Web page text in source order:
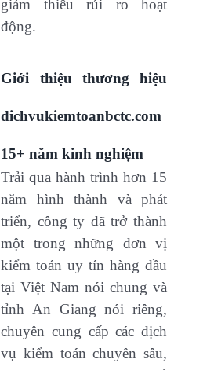
giảm thiểu rủi ro hoạt
động.
Giới thiệu thương hiệu
dichvukiemtoanbctc.com
15+ năm kinh nghiệm
Trải qua hành trình hơn 15
năm hình thành và phát
triển, công ty đã trở thành
một trong những đơn vị
kiểm toán uy tín hàng đầu
tại Việt Nam nói chung và
tỉnh An Giang nói riêng,
chuyên cung cấp các dịch
vụ kiểm toán chuyên sâu,